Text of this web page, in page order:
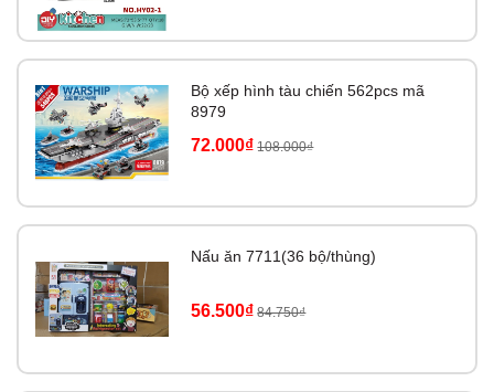
Bộ xếp hình tàu chiến 562pcs mã
8979
72.000₫ 108.000₫
Nấu ăn 7711(36 bộ/thùng)
56.500₫ 84.750₫